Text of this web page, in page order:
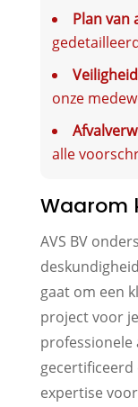
Plan van
onze
alle
Waarom
AVS BV
gaat om een
project voor
professionele
gecertificeerd
expertise